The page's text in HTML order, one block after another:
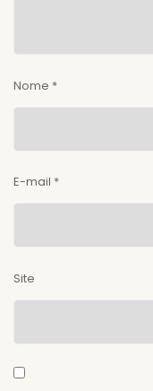
Nome *
E-mail *
Site